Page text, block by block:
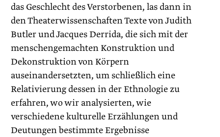
das Geschlecht des Verstorbenen, las dann in
den Theaterwissenschaften Texte von Judith
Butler und Jacques Derrida, die sich mit der
menschengemachten Konstruktion und
Dekonstruktion von Körpern
auseinandersetzten, um schließlich eine
Relativierung dessen in der Ethnologie zu
erfahren, wo wir analysierten, wie
verschiedene kulturelle Erzählungen und
Deutungen bestimmte Ergebnisse